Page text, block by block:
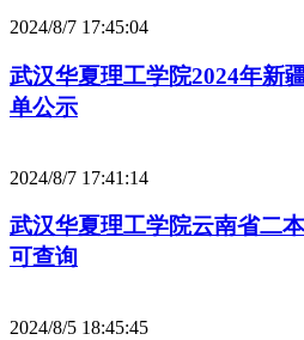
2024/8/7 17:45:04
武汉华夏理工学院2024年新
单公示
2024/8/7 17:41:14
武汉华夏理工学院云南省二
可查询
2024/8/5 18:45:45